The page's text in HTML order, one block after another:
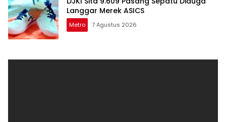
Langgar Merek ASICS
Metro 7 Agustus 2026